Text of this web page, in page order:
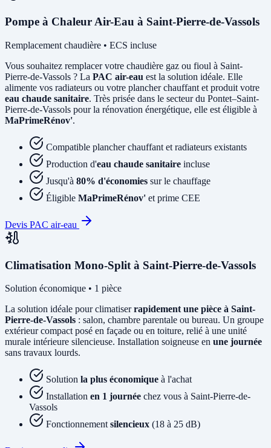
Pompe à Chaleur Air-Eau à Saint-Pierre-de-Vassols
Remplacement chaudière • ECS incluse
Vous souhaitez remplacer votre chaudière gaz ou fioul à Saint-
Pierre-de-Vassols ? La PAC air-eau est la solution idéale. Elle
alimente vos radiateurs ou votre plancher chauffant et produit votre
eau chaude sanitaire. Très prisée dans le secteur du Pontet–Saint-
Pierre-de-Vassols pour la rénovation énergétique, elle est éligible à
MaPrimeRénov'.
Compatible plancher chauffant et radiateurs existants
Production d'eau chaude sanitaire incluse
Jusqu'à 80% d'économies sur le chauffage
Éligible MaPrimeRénov' et prime CEE
Devis PAC air-eau
Climatisation Mono-Split à Saint-Pierre-de-Vassols
Solution économique • 1 pièce
La solution idéale pour climatiserrapidement une pièce à Saint-
Pierre-de-Vassols : salon, chambre parentale ou bureau. Un groupe
extérieur compact posé en façade ou en toiture, relié à une unité
murale intérieure silencieuse. Installation soigneuse en une journée
sans travaux lourds.
Solution la plus économique à l'achat
Installation en 1 journée chez vous à Saint-Pierre-de-
Vassols
Fonctionnement silencieux (18 à 25 dB)